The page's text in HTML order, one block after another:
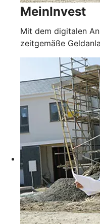
MeinInvest
Mit dem digitalen
zeitgemäße